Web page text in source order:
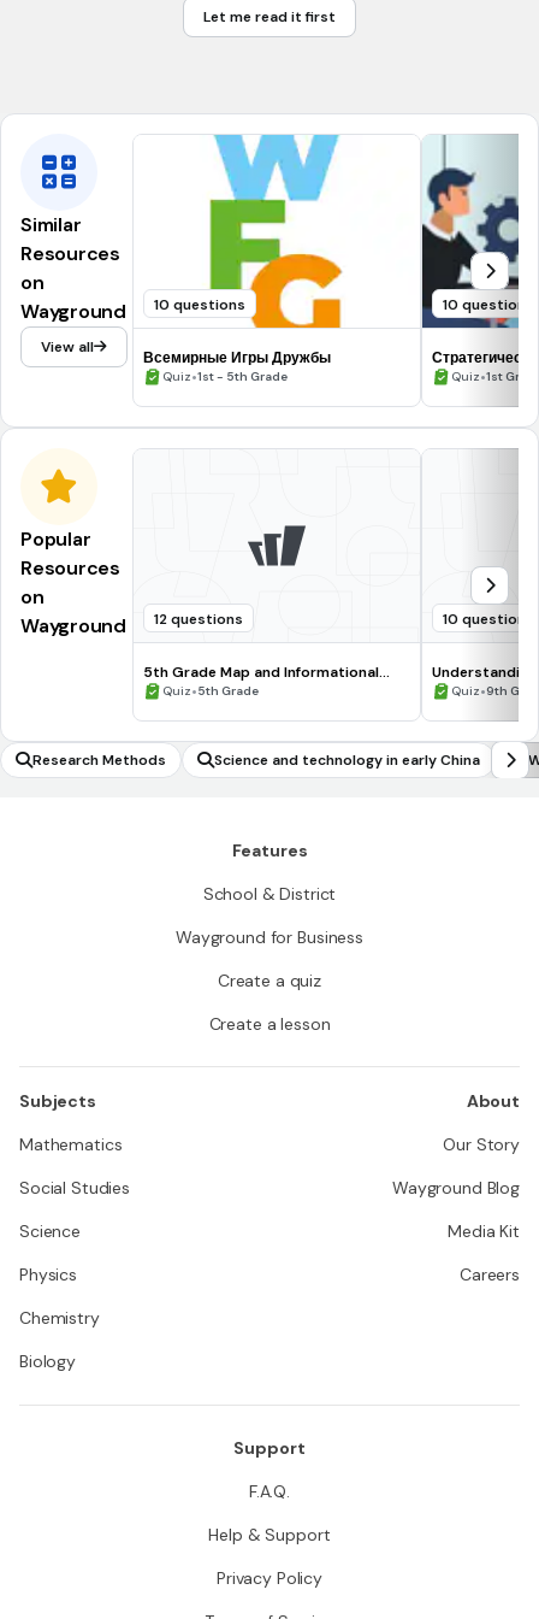
Социальном неравенстве
Let me read it first
Similar
Resources
on
Wayground
View all
10 questions
Всемирные Игры Дружбы
Quiz•1st - 5th Grade
10 questions
Quiz•1st
Popular
Resources
on
Wayground
12 questions
5th Grade Map and Informational
Processing Skills
Quiz•5th Grade
10 questions
Quiz•9th
Research Methods Science and technology in early China
Features
School & District
Wayground for Business
Create a quiz
Create a lesson
Subjects
Mathematics
Social Studies
Science
Physics
Chemistry
Biology
About
Our Story
Wayground Blog
Media Kit
Careers
Support
F.A.Q.
Help & Support
Privacy Policy